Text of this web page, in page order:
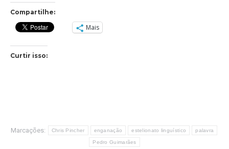
Compartilhe:
Mais
Curtir isso:
Marcações: Chris Pincher enganação estelionato linguístico palavra
Pedro Guimarães